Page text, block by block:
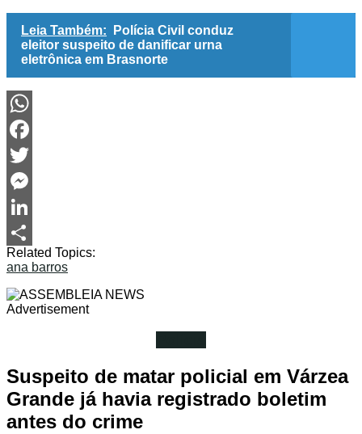
Leia Também:
Polícia Civil conduz
eleitor suspeito de danificar urna
eletrônica em Brasnorte
WhatsApp
Facebook
Twitter
Messenger
LinkedIn
Share
Related Topics:
ana barros
Advertisement
Suspeito de matar policial em Várzea
Grande já havia registrado boletim
antes do crime